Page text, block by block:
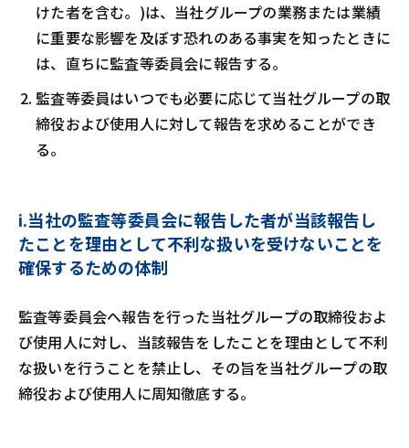
けた者を含む。)は、当社グループの業務または業績
に重要な影響を及ぼす恐れのある事実を知ったときに
は、直ちに監査等委員会に報告する。
監査等委員はいつでも必要に応じて当社グループの取
締役および使用人に対して報告を求めることができ
る。
i.当社の監査等委員会に報告した者が当該報告し
たことを理由として不利な扱いを受けないことを
確保するための体制
監査等委員会へ報告を行った当社グループの取締役およ
び使用人に対し、当該報告をしたことを理由として不利
な扱いを行うことを禁止し、その旨を当社グループの取
締役および使用人に周知徹底する。